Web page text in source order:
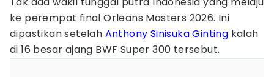
ke perempat final Orleans Masters 2026. Ini
dipastikan setelah Anthony Sinisuka Ginting kalah
di 16 besar ajang BWF Super 300 tersebut.